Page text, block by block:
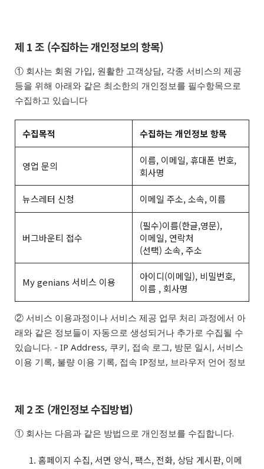
제 1 조 (수집하는 개인정보의 항목)
① 회사는 회원 가입, 원활한 고객상담, 각종 서비스의 제공
등을 위해 아래와 같은 최소한의 개인정보를 필수항목으로
수집하고 있습니다
수집목적 수집하는 개인정보 항목
영업 문의
이름, 이메일, 휴대폰 번호,
회사명
뉴스레터 신청 이메일 주소, 소속, 이름
버그바운티 접수
(필수)이름(한글,영문),
이메일, 연락처
(선택) 소속, 주소
My genians 서비스 이용
아이디(이메일), 비밀번호,
이름 , 회사명
② 서비스 이용과정이나 서비스 제공 업무 처리 과정에서 아
래와 같은 정보들이 자동으로 생성되거나 추가로 수집될 수
있습니다. - IP Address, 쿠키, 접속 로그, 방문 일시, 서비스
이용 기록, 불량 이용 기록, 접속 IP정보, 브라우저 언어 정보
제 2 조 (개인정보 수집방법)
① 회사는 다음과 같은 방법으로 개인정보를 수집합니다.
홈페이지 수집, 서면 양식, 팩스, 전화, 상담 게시판, 이메